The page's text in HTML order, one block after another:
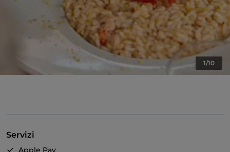
1/10
Servizi
Apple Pay